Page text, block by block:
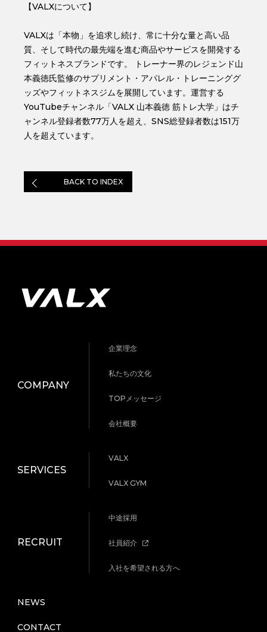
【VALXについて】
VALXは「本物」を追求し続け、常に⼗分な量と⾼い品
質、そして時代の最先端を進む商品やサービスを開発する
フィットネスブランドです。 トレーナー界のレジェンド⼭
本義徳⽒監修のサプリメント・アパレル・トレーニンググ
ッズやフィットネスジムを展開しています。運営する
YouTubeチャンネル「VALX 山本義徳 筋トレ大学」はチ
ャンネル登録者数77万人を超え、SNS総登録者数は151万
人を超えています。
BACK TO INDEX
COMPANY
企業理念
私たちの文化
TOPメッセージ
会社概要
SERVICES
VALX
VALX GYM
RECRUIT
中途採用
社員紹介
入社を希望される方へ
NEWS
CONTACT